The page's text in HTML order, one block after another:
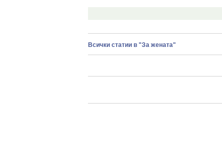
Всички статии в "За жената"